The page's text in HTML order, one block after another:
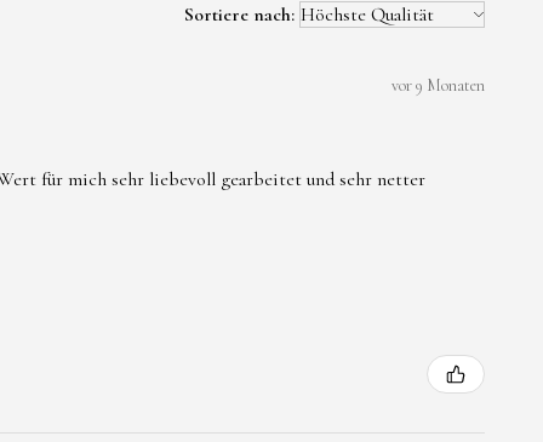
Sortiere nach:
vor 9 Monaten
für mich sehr liebevoll gearbeitet und sehr netter